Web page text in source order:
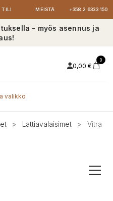
TILI MEISTÄ +358 2 6333 150
- myös asennus ja
0,00 €
0
valikko
> Lattiavalaisimet >
Vitra